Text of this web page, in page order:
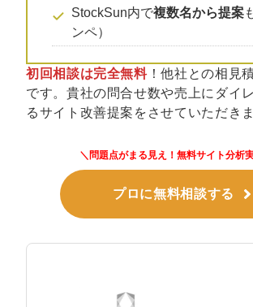
StockSun内で複数名から提案
ンペ）
初回相談は完全無料！他社との相見
です。貴社の問合せ数や売上にダイ
るサイト改善提案をさせていただきま
＼問題点がまる見え！無料サイト分析
プロに無料相談する